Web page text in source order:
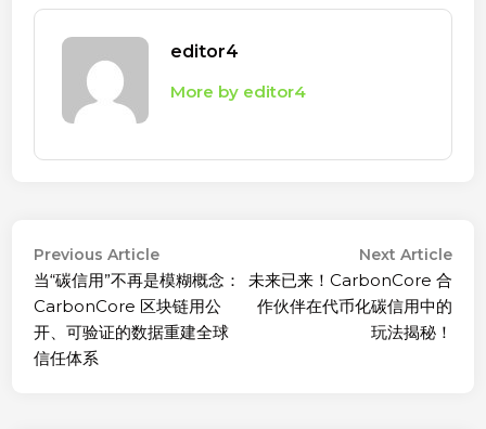
editor4
More by editor4
Post
navigation
Previous ArticlePrevious
article:
当“碳信用”不再是模糊概念：
CarbonCore 区块链用公
开、可验证的数据重建全球
信任体系
Next Article
未来已来！CarbonCore 合
作伙伴在代币化碳信用中的
玩法揭秘！